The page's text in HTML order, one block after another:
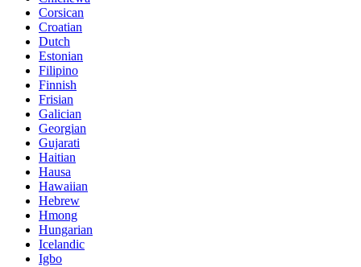
Corsican
Croatian
Dutch
Estonian
Filipino
Finnish
Frisian
Galician
Georgian
Gujarati
Haitian
Hausa
Hawaiian
Hebrew
Hmong
Hungarian
Icelandic
Igbo